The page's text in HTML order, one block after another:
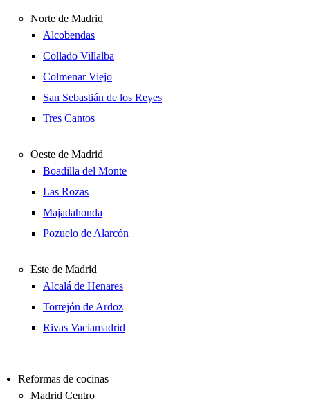
Norte de Madrid
Alcobendas
Collado Villalba
Colmenar Viejo
San Sebastián de los Reyes
Tres Cantos
Oeste de Madrid
Boadilla del Monte
Las Rozas
Majadahonda
Pozuelo de Alarcón
Este de Madrid
Alcalá de Henares
Torrejón de Ardoz
Rivas Vaciamadrid
Reformas de cocinas
Madrid Centro